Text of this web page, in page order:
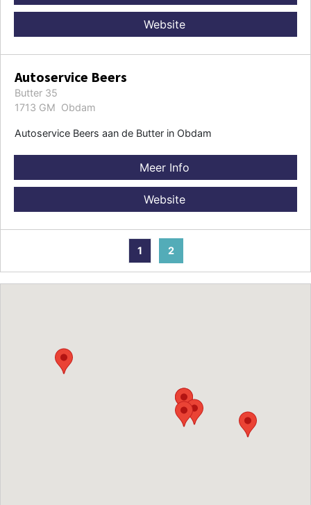
Website
Autoservice Beers
Butter 35
1713 GM Obdam
Autoservice Beers aan de Butter in Obdam
Meer Info
Website
1 2